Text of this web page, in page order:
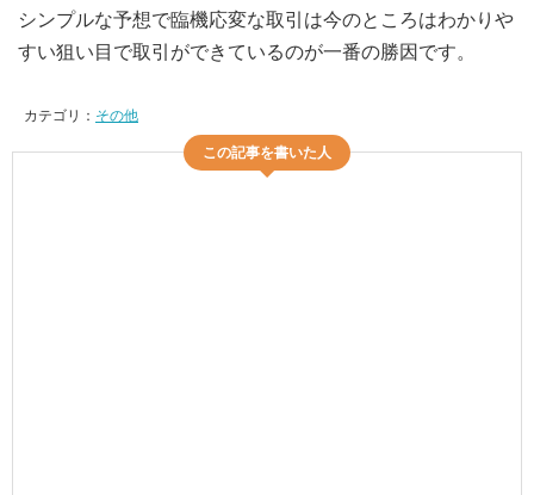
シンプルな予想で臨機応変な取引は今のところはわかりや
すい狙い目で取引ができているのが一番の勝因です。
カテゴリ： その他
この記事を書いた人